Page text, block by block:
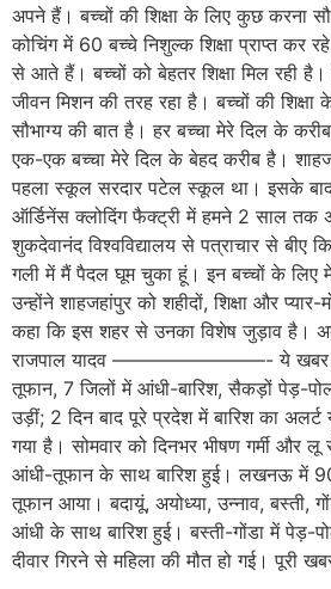
अपने हैं। बच्चों की शिक्षा के लिए कुछ करना
कोचिंग में 60 बच्चे निशुल्क शिक्षा प्राप्त कर
से आते हैं। बच्चों को बेहतर शिक्षा मिल रही है।
जीवन मिशन की तरह रहा है। बच्चों की
सौभाग्य की बात है। हर बच्चा मेरे दिल के
एक-एक बच्चा मेरे दिल के बेहद करीब है।
पहला स्कूल सरदार पटेल स्कूल था। इसके
ऑर्डिनेंस क्लोदिंग फैक्ट्री में हमने 2 साल तक
शुकदेवानंद विश्वविद्यालय से पत्राचार से बीए
गली में मैं पैदल घूम चुका हूं। इन बच्चों के लिए
उन्होंने शाहजहांपुर को शहीदों, शिक्षा और
कहा कि इस शहर से उनका विशेष जुड़ाव है।
राजपाल यादव ————————- ये खबर
तूफान, 7 जिलों में आंधी-बारिश, सैकड़ों पेड़-
उड़ीं; 2 दिन बाद पूरे प्रदेश में बारिश का
गया है। सोमवार को दिनभर भीषण गर्मी और
आंधी-तूफान के साथ बारिश हुई। लखनऊ में
तूफान आया। बदायूं, अयोध्या, उन्नाव, बस्ती,
आंधी के साथ बारिश हुई। बस्ती-गोंडा में पेड़-
दीवार गिरने से महिला की मौत हो गई। पूरी